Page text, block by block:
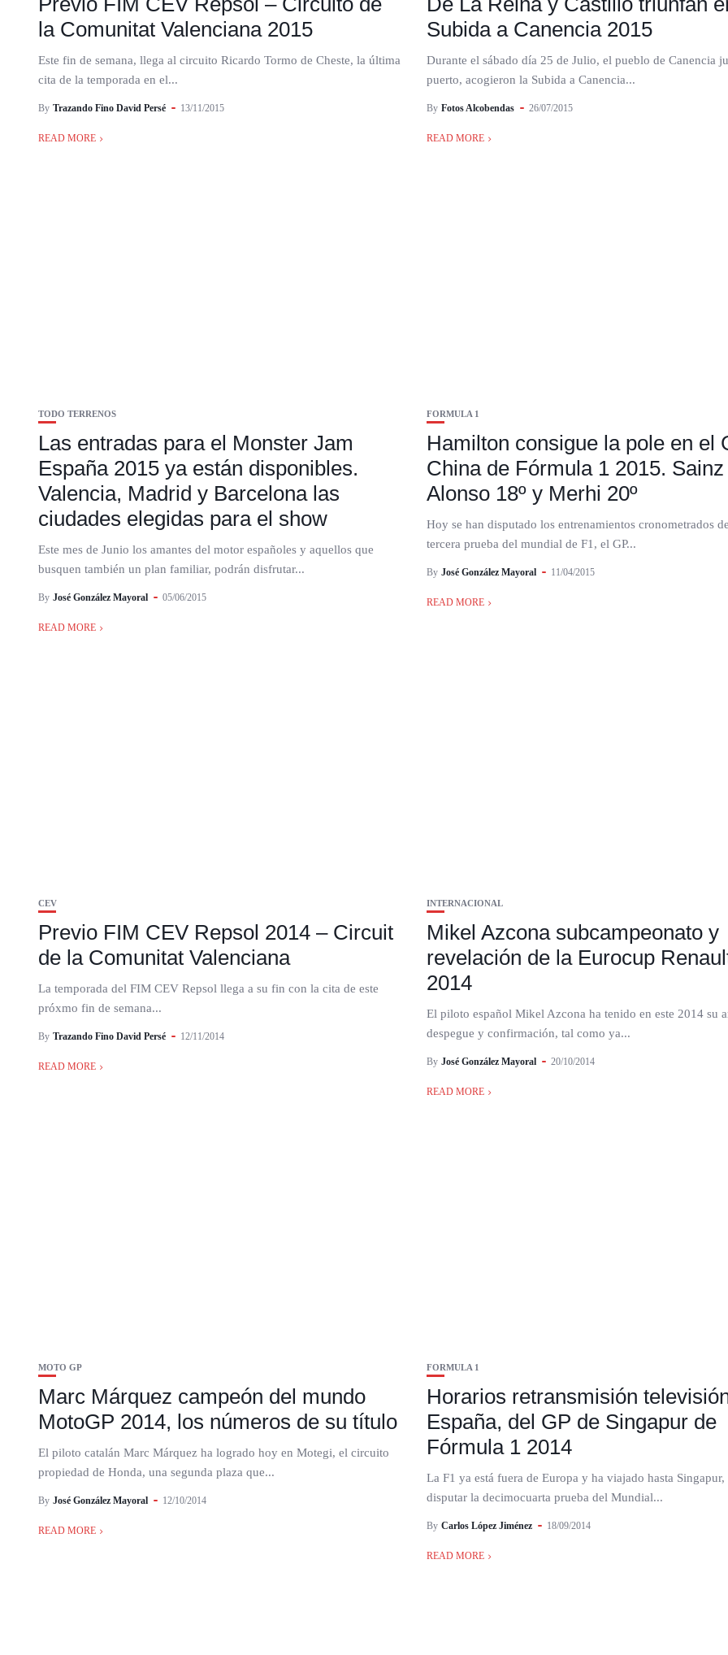
la Comunitat Valenciana 2015
Este fin de semana, llega al circuito Ricardo Tormo de Cheste, la última
cita de la temporada en el...
By Trazando Fino David Persé 13/11/2015
READ MORE
Subida a Canencia 2015
Durante el sábado día 25 de Julio, el pueblo de Canencia
puerto, acogieron la Subida a Canencia...
By Fotos Alcobendas 26/07/2015
READ MORE
TODO TERRENOS
Las entradas para el Monster Jam
España 2015 ya están disponibles.
Valencia, Madrid y Barcelona las
ciudades elegidas para el show
Este mes de Junio los amantes del motor españoles y aquellos que
busquen también un plan familiar, podrán disfrutar...
By José González Mayoral 05/06/2015
READ MORE
FORMULA 1
Hamilton consigue la pole en el
China de Fórmula 1 2015. Sainz
Alonso 18º y Merhi 20º
Hoy se han disputado los entrenamientos cronometrados
tercera prueba del mundial de F1, el GP...
By José González Mayoral 11/04/2015
READ MORE
CEV
Previo FIM CEV Repsol 2014 – Circuit
de la Comunitat Valenciana
La temporada del FIM CEV Repsol llega a su fin con la cita de este
próxmo fin de semana...
By Trazando Fino David Persé 12/11/2014
READ MORE
INTERNACIONAL
Mikel Azcona subcampeonato y
revelación de la Eurocup
2014
El piloto español Mikel Azcona ha tenido en este 2014 su
despegue y confirmación, tal como ya...
By José González Mayoral 20/10/2014
READ MORE
MOTO GP
Marc Márquez campeón del mundo
MotoGP 2014, los números de su título
El piloto catalán Marc Márquez ha logrado hoy en Motegi, el circuito
propiedad de Honda, una segunda plaza que...
By José González Mayoral 12/10/2014
READ MORE
FORMULA 1
Horarios retransmisión
España, del GP de Singapur de
Fórmula 1 2014
La F1 ya está fuera de Europa y ha viajado hasta Singapur,
disputar la decimocuarta prueba del Mundial...
By Carlos López Jiménez 18/09/2014
READ MORE